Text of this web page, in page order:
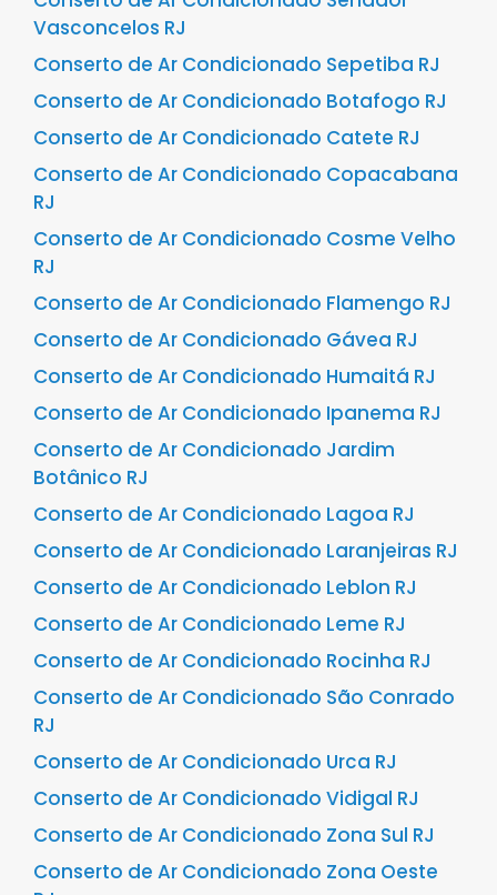
Vasconcelos RJ
Conserto de Ar Condicionado Sepetiba RJ
Conserto de Ar Condicionado Botafogo RJ
Conserto de Ar Condicionado Catete RJ
Conserto de Ar Condicionado Copacabana
RJ
Conserto de Ar Condicionado Cosme Velho
RJ
Conserto de Ar Condicionado Flamengo RJ
Conserto de Ar Condicionado Gávea RJ
Conserto de Ar Condicionado Humaitá RJ
Conserto de Ar Condicionado Ipanema RJ
Conserto de Ar Condicionado Jardim
Botânico RJ
Conserto de Ar Condicionado Lagoa RJ
Conserto de Ar Condicionado Laranjeiras RJ
Conserto de Ar Condicionado Leblon RJ
Conserto de Ar Condicionado Leme RJ
Conserto de Ar Condicionado Rocinha RJ
Conserto de Ar Condicionado São Conrado
RJ
Conserto de Ar Condicionado Urca RJ
Conserto de Ar Condicionado Vidigal RJ
Conserto de Ar Condicionado Zona Sul RJ
Conserto de Ar Condicionado Zona Oeste